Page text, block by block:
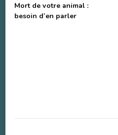
Mort de votre animal :
besoin d’en parler